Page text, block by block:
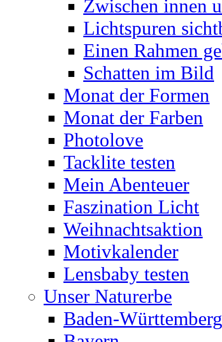
Zwischen innen
Lichtspuren
Einen Rahmen
Schatten im Bild
Monat der Formen
Monat der Farben
Photolove
Tacklite testen
Mein Abenteuer
Faszination Licht
Weihnachtsaktion
Motivkalender
Lensbaby testen
Unser Naturerbe
Baden-Württemberg